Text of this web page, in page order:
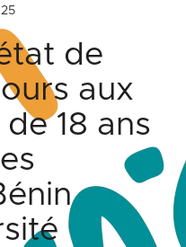
de
aux
18 ans